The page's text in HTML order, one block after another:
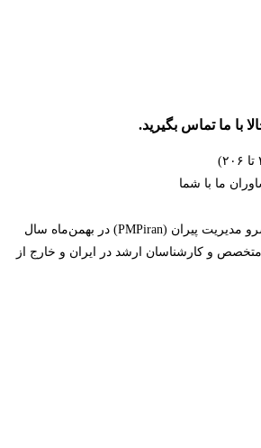
با ما تماس بگیرید.
ما با شما
شرکت مهندسی مشاور پیشرو مدیریت پیران (PMPiran) در بهمن‌ماه سال
متخصص و کارشناسان ارشد در ایران و خارج از